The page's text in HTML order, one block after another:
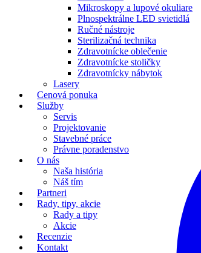
Mikroskopy a lupové okuliare
Plnospektrálne LED svietidlá
Ručné nástroje
Sterilizačná technika
Zdravotnícke oblečenie
Zdravotnícke stoličky
Zdravotnícky nábytok
Lasery
Cenová ponuka
Služby
Servis
Projektovanie
Stavebné práce
Právne poradenstvo
O nás
Naša história
Náš tím
Partneri
Rady, tipy, akcie
Rady a tipy
Akcie
Recenzie
Kontakt